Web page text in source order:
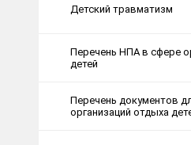
Детский травматизм
Перечень НПА в сфере
детей
Перечень документов
организаций отдыха